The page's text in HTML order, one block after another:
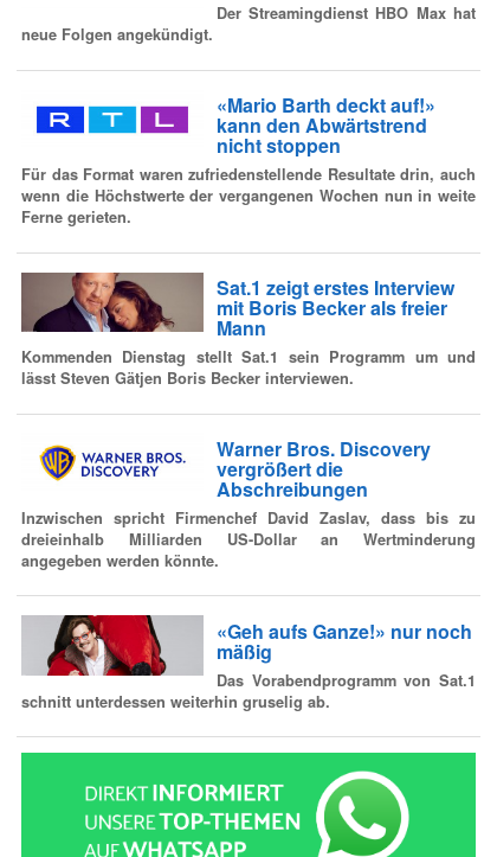
Der Streamingdienst HBO Max hat
neue Folgen angekündigt.
«Mario Barth deckt auf!»
kann den Abwärtstrend
nicht stoppen
Für das Format waren zufriedenstellende Resultate drin, auch
wenn die Höchstwerte der vergangenen Wochen nun in weite
Ferne gerieten.
Sat.1 zeigt erstes Interview
mit Boris Becker als freier
Mann
Kommenden Dienstag stellt Sat.1 sein Programm um und
lässt Steven Gätjen Boris Becker interviewen.
Warner Bros. Discovery
vergrößert die
Abschreibungen
Inzwischen spricht Firmenchef David Zaslav, dass bis zu
dreieinhalb Milliarden US-Dollar an Wertminderung
angegeben werden könnte.
«Geh aufs Ganze!» nur noch
mäßig
Das Vorabendprogramm von Sat.1
schnitt unterdessen weiterhin gruselig ab.